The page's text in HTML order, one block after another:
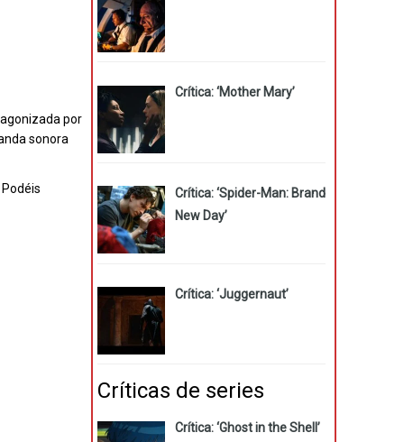
por
sonora
Crítica: ‘Mother Mary’
Crítica: ‘Spider-Man: Brand
New Day’
Crítica: ‘Juggernaut’
Críticas de series
Crítica: ‘Ghost in the Shell’